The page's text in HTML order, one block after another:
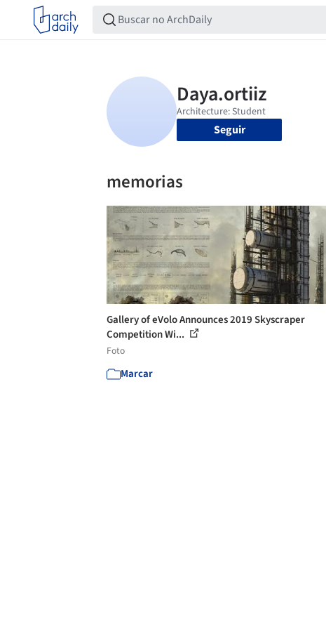
Seguir
memorias
Gallery of eVolo Announces 2019 Skyscraper
Competition Wi...
Foto
Marcar